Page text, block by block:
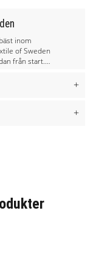
inom
of Sweden
från start.
till rätt pris
påverkan
+
+